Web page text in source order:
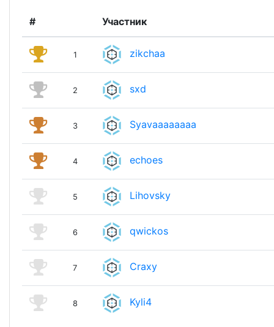
# Участник
1 zikchaa
2 sxd
3 Syavaaaaaaaa
4 echoes
5 Lihovsky
6 qwickos
7 Craxy
8 Kyli4